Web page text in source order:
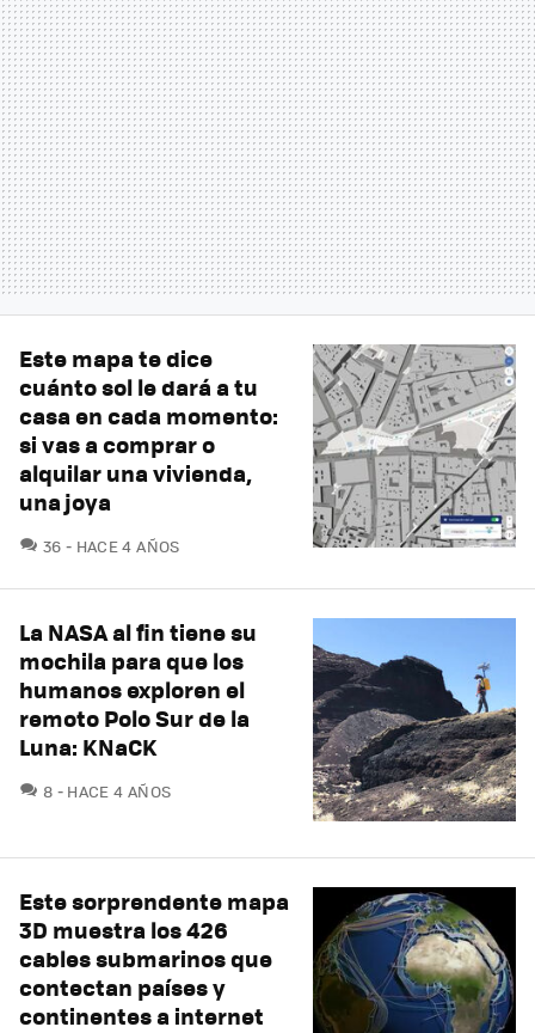
Este mapa te dice
cuánto sol le dará a tu
casa en cada momento:
si vas a comprar o
alquilar una vivienda,
una joya
36 COMENTARIOS
HACE 4 AÑOS
La NASA al fin tiene su
mochila para que los
humanos exploren el
remoto Polo Sur de la
Luna: KNaCK
8 COMENTARIOS
HACE 4 AÑOS
Este sorprendente mapa
3D muestra los 426
cables submarinos que
contectan países y
continentes a internet